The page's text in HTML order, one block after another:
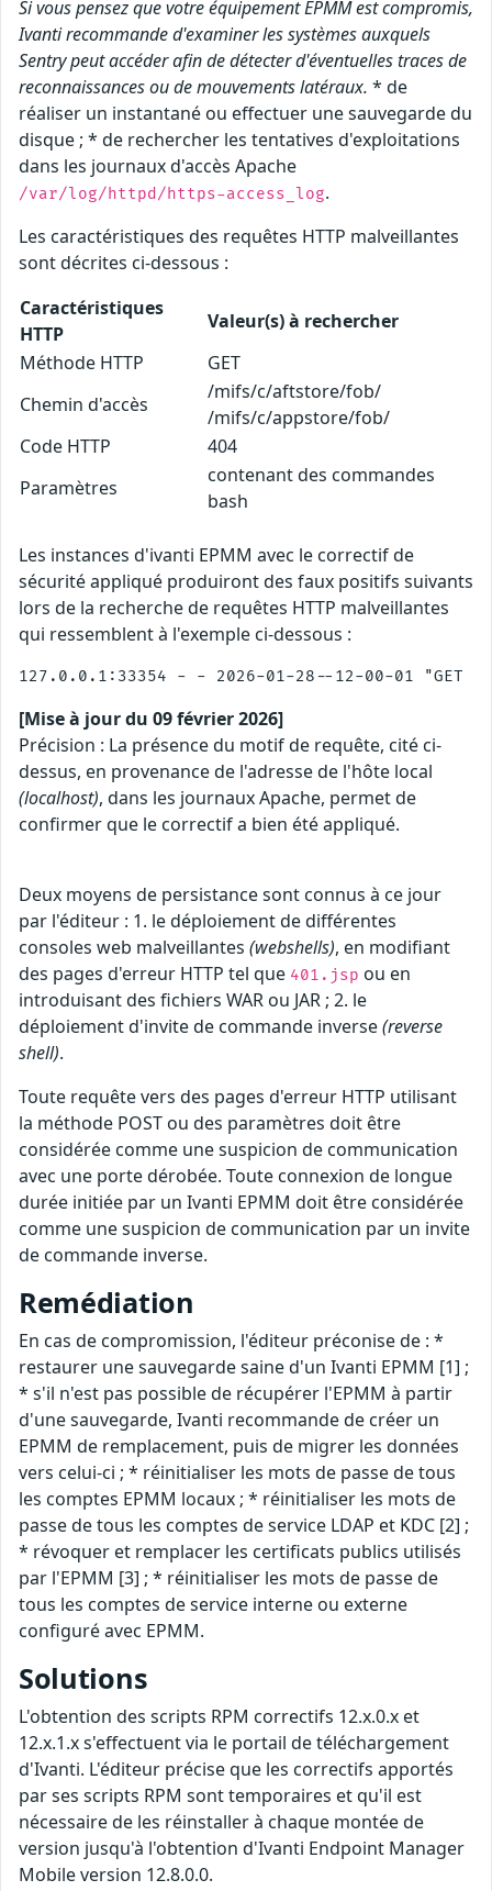
Si vous pensez que votre équipement EPMM est compromis,
Ivanti recommande d'examiner les systèmes auxquels
Sentry peut accéder afin de détecter d'éventuelles traces de
reconnaissances ou de mouvements latéraux. * de
réaliser un instantané ou effectuer une sauvegarde du
disque ; * de rechercher les tentatives d'exploitations
dans les journaux d'accès Apache
/var/log/httpd/https-access_log.
Les caractéristiques des requêtes HTTP malveillantes
sont décrites ci-dessous :
Caractéristiques
HTTP
Valeur(s) à rechercher
Méthode HTTP
GET
Chemin d'accès
/mifs/c/aftstore/fob/
/mifs/c/appstore/fob/
Code HTTP
404
Paramètres
contenant des commandes
bash
Les instances d'ivanti EPMM avec le correctif de
sécurité appliqué produiront des faux positifs suivants
lors de la recherche de requêtes HTTP malveillantes
qui ressemblent à l'exemple ci-dessous :
[Mise à jour du 09 février 2026]
Précision : La présence du motif de requête, cité ci-
dessus, en provenance de l'adresse de l'hôte local
(localhost), dans les journaux Apache, permet de
confirmer que le correctif a bien été appliqué.
Deux moyens de persistance sont connus à ce jour
par l'éditeur : 1. le déploiement de différentes
consoles web malveillantes (webshells), en modifiant
des pages d'erreur HTTP tel que 401.jsp ou en
introduisant des fichiers WAR ou JAR ; 2. le
déploiement d'invite de commande inverse(reverse
shell).
Toute requête vers des pages d'erreur HTTP utilisant
la méthode POST ou des paramètres doit être
considérée comme une suspicion de communication
avec une porte dérobée. Toute connexion de longue
durée initiée par un Ivanti EPMM doit être considérée
comme une suspicion de communication par un invite
de commande inverse.
Remédiation
En cas de compromission, l'éditeur préconise de : *
restaurer une sauvegarde saine d'un Ivanti EPMM [1] ;
* s'il n'est pas possible de récupérer l'EPMM à partir
d'une sauvegarde, Ivanti recommande de créer un
EPMM de remplacement, puis de migrer les données
vers celui-ci ; * réinitialiser les mots de passe de tous
les comptes EPMM locaux ; * réinitialiser les mots de
passe de tous les comptes de service LDAP et KDC [2] ;
* révoquer et remplacer les certificats publics utilisés
par l'EPMM [3] ; * réinitialiser les mots de passe de
tous les comptes de service interne ou externe
configuré avec EPMM.
Solutions
L'obtention des scripts RPM correctifs 12.x.0.x et
12.x.1.x s'effectuent via le portail de téléchargement
d'Ivanti. L'éditeur précise que les correctifs apportés
par ses scripts RPM sont temporaires et qu'il est
nécessaire de les réinstaller à chaque montée de
version jusqu'à l'obtention d'Ivanti Endpoint Manager
Mobile version 12.8.0.0.